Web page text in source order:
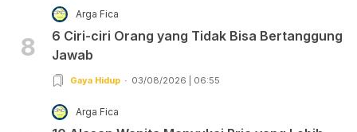
8
Arga Fica
6 Ciri-ciri Orang yang Tidak Bisa Bertanggung
Jawab
Gaya Hidup 03/08/2026 | 06:55
Arga Fica